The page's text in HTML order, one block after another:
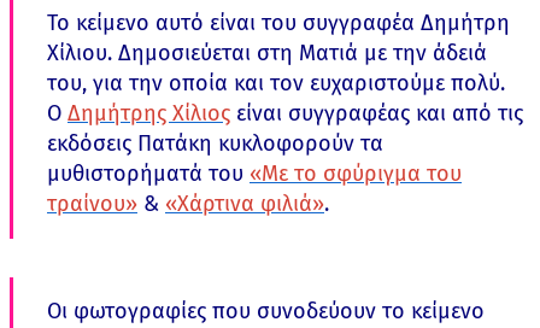
Το κείμενο αυτό είναι του συγγραφέα Δημήτρη
Χίλιου. Δημοσιεύεται στη Ματιά με την άδειά
του, για την οποία και τον ευχαριστούμε πολύ.
Ο Δημήτρης Χίλιος είναι συγγραφέας και από τις
εκδόσεις Πατάκη κυκλοφορούν τα
μυθιστορήματά του «Με το σφύριγμα του
τραίνου» & «Χάρτινα φιλιά».
Οι φωτογραφίες που συνοδεύουν το κείμενο